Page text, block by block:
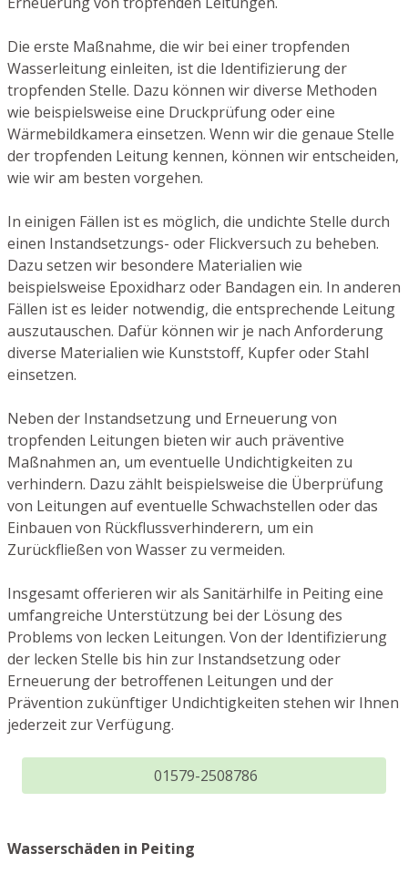
Die erste Maßnahme, die wir bei einer tropfenden
Wasserleitung einleiten, ist die Identifizierung der
tropfenden Stelle. Dazu können wir diverse Methoden
wie beispielsweise eine Druckprüfung oder eine
Wärmebildkamera einsetzen. Wenn wir die genaue Stelle
der tropfenden Leitung kennen, können wir entscheiden,
wie wir am besten vorgehen.
In einigen Fällen ist es möglich, die undichte Stelle durch
einen Instandsetzungs- oder Flickversuch zu beheben.
Dazu setzen wir besondere Materialien wie
beispielsweise Epoxidharz oder Bandagen ein. In anderen
Fällen ist es leider notwendig, die entsprechende Leitung
auszutauschen. Dafür können wir je nach Anforderung
diverse Materialien wie Kunststoff, Kupfer oder Stahl
einsetzen.
Neben der Instandsetzung und Erneuerung von
tropfenden Leitungen bieten wir auch präventive
Maßnahmen an, um eventuelle Undichtigkeiten zu
verhindern. Dazu zählt beispielsweise die Überprüfung
von Leitungen auf eventuelle Schwachstellen oder das
Einbauen von Rückflussverhinderern, um ein
Zurückfließen von Wasser zu vermeiden.
Insgesamt offerieren wir als Sanitärhilfe in Peiting eine
umfangreiche Unterstützung bei der Lösung des
Problems von lecken Leitungen. Von der Identifizierung
der lecken Stelle bis hin zur Instandsetzung oder
Erneuerung der betroffenen Leitungen und der
Prävention zukünftiger Undichtigkeiten stehen wir Ihnen
jederzeit zur Verfügung.
01579-2508786
Wasserschäden in Peiting